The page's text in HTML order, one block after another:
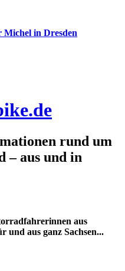
rund um
– aus und in
aus
und aus ganz Sachsen...